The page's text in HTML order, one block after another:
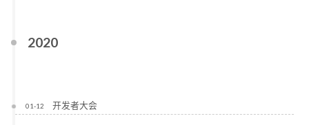
2020
01-12 开发者大会